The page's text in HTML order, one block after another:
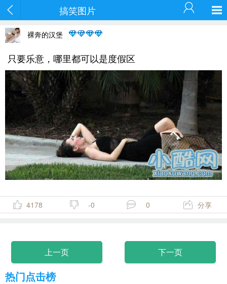
搞笑图片
裸奔的汉堡
只要乐意，哪里都可以是度假区
4178 -0 0 分享
上一页 下一页
热门点击榜